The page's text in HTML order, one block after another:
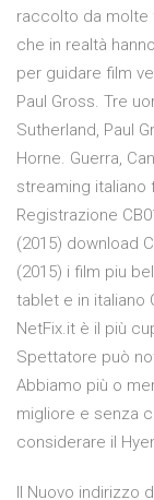
raccolto da molte
che in realtà
per guidare film
Paul Gross. Tre
Sutherland, Paul
Horne. Guerra,
streaming italiano
Registrazione
(2015) download
(2015) i film piu
tablet e in italiano
NetFix.it è il più
Spettatore può
Abbiamo più o
migliore e senza
considerare il
Il Nuovo indirizzo